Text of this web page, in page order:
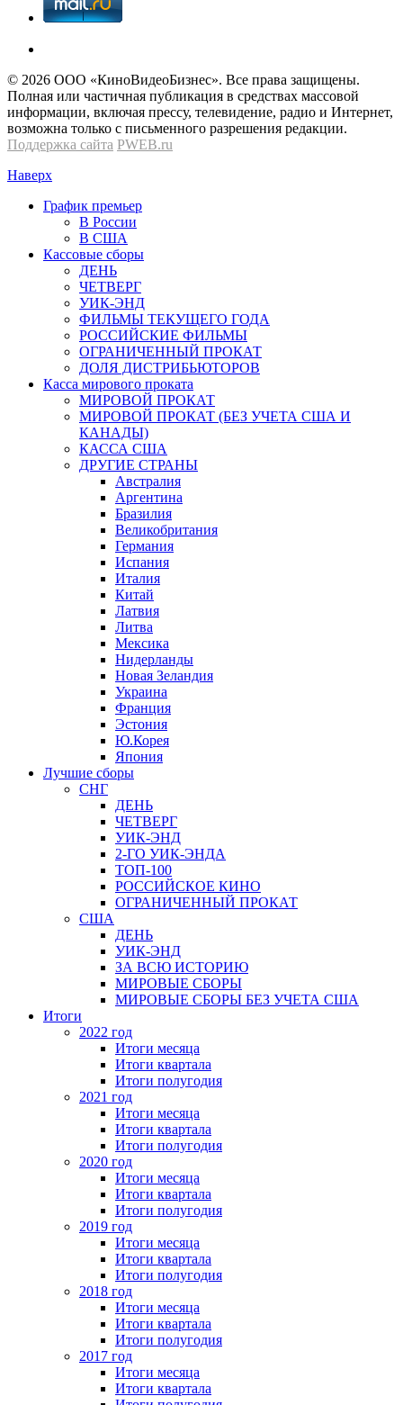
© 2026 OOО «КиноВидеоБизнес». Все права защищены.
Полная или частичная публикация в средствах массовой
информации, включая прессу, телевидение, радио и Интернет,
возможна только с письменного разрешения редакции.
Поддержка сайта PWEB.ru
Наверх
График премьер
В России
В США
Кассовые сборы
ДЕНЬ
ЧЕТВЕРГ
УИК-ЭНД
ФИЛЬМЫ ТЕКУЩЕГО ГОДА
РОССИЙСКИЕ ФИЛЬМЫ
ОГРАНИЧЕННЫЙ ПРОКАТ
ДОЛЯ ДИСТРИБЬЮТОРОВ
Касса мирового проката
МИРОВОЙ ПРОКАТ
МИРОВОЙ ПРОКАТ (БЕЗ УЧЕТА США И
КАНАДЫ)
КАССА США
ДРУГИЕ СТРАНЫ
Австралия
Аргентина
Бразилия
Великобритания
Германия
Испания
Италия
Китай
Латвия
Литва
Мексика
Нидерланды
Новая Зеландия
Украина
Франция
Эстония
Ю.Корея
Япония
Лучшие сборы
СНГ
ДЕНЬ
ЧЕТВЕРГ
УИК-ЭНД
2-ГО УИК-ЭНДА
ТОП-100
РОССИЙСКОЕ КИНО
ОГРАНИЧЕННЫЙ ПРОКАТ
США
ДЕНЬ
УИК-ЭНД
ЗА ВСЮ ИСТОРИЮ
МИРОВЫЕ СБОРЫ
МИРОВЫЕ СБОРЫ БЕЗ УЧЕТА США
Итоги
2022 год
Итоги месяца
Итоги квартала
Итоги полугодия
2021 год
Итоги месяца
Итоги квартала
Итоги полугодия
2020 год
Итоги месяца
Итоги квартала
Итоги полугодия
2019 год
Итоги месяца
Итоги квартала
Итоги полугодия
2018 год
Итоги месяца
Итоги квартала
Итоги полугодия
2017 год
Итоги месяца
Итоги квартала